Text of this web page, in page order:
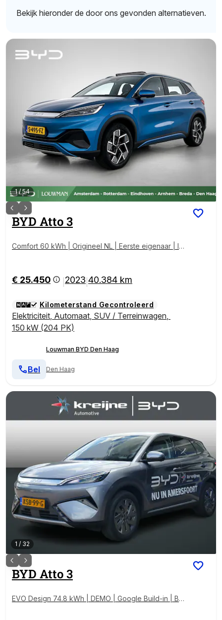
Bekijk hieronder de door ons gevonden alternatieven.
1/54
BYD Atto 3
Comfort 60 kWh | Origineel NL | Eerste eigenaar | In
€ 25.450 2023 40.384 km
Kilometerstand Gecontroleerd
Elektriciteit, Automaat, SUV / Terreinwagen,
150 kW (204 PK)
Louwman BYD Den Haag
Den Haag
Bel
1 / 32
BYD Atto 3
EVO Design 74.8 kWh | DEMO | Google Build-in | Bei